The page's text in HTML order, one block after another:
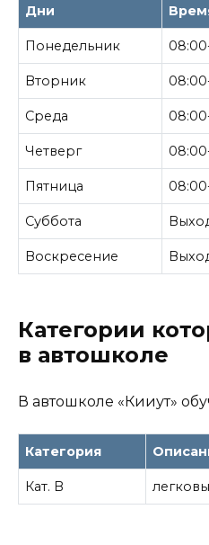
Дни
Понедельник
Вторник
Среда
Четверг
Пятница
Суббота
Воскресение
Категории
в автошколе
В автошколе «Кииут»
Категория
Кат. B